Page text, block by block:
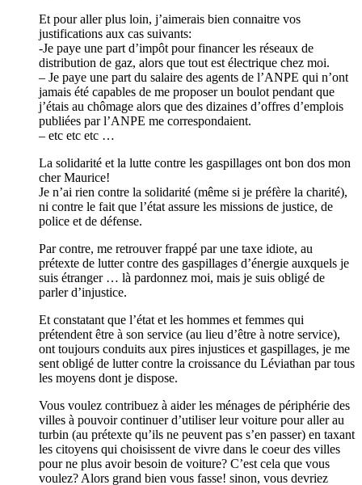
Et pour aller plus loin, j’aimerais bien connaitre vos
justifications aux cas suivants:
-Je paye une part d’impôt pour financer les réseaux de
distribution de gaz, alors que tout est électrique chez moi.
– Je paye une part du salaire des agents de l’ANPE qui n’ont
jamais été capables de me proposer un boulot pendant que
j’étais au chômage alors que des dizaines d’offres d’emplois
publiées par l’ANPE me correspondaient.
– etc etc etc …
La solidarité et la lutte contre les gaspillages ont bon dos mon
cher Maurice!
Je n’ai rien contre la solidarité (même si je préfère la charité),
ni contre le fait que l’état assure les missions de justice, de
police et de défense.
Par contre, me retrouver frappé par une taxe idiote, au
prétexte de lutter contre des gaspillages d’énergie auxquels je
suis étranger … là pardonnez moi, mais je suis obligé de
parler d’injustice.
Et constatant que l’état et les hommes et femmes qui
prétendent être à son service (au lieu d’être à notre service),
ont toujours conduits aux pires injustices et gaspillages, je me
sent obligé de lutter contre la croissance du Léviathan par tous
les moyens dont je dispose.
Vous voulez contribuez à aider les ménages de périphérie des
villes à pouvoir continuer d’utiliser leur voiture pour aller au
turbin (au prétexte qu’ils ne peuvent pas s’en passer) en taxant
les citoyens qui choisissent de vivre dans le coeur des villes
pour ne plus avoir besoin de voiture? C’est cela que vous
voulez? Alors grand bien vous fasse! sinon, vous devriez